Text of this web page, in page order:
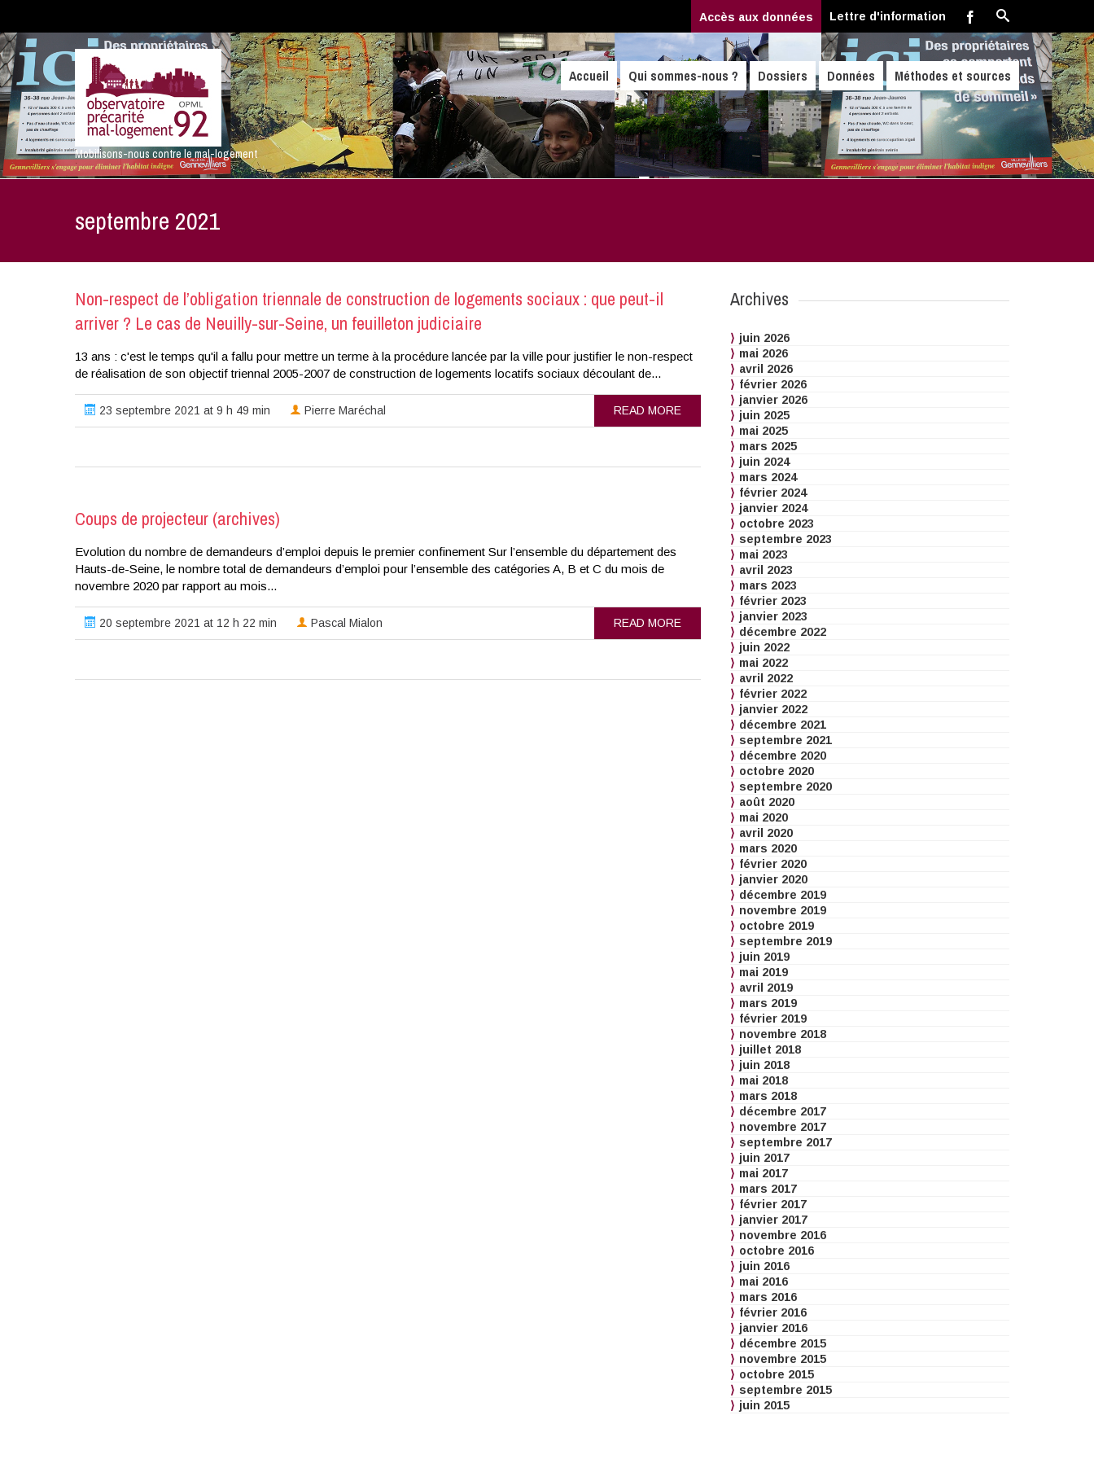
Accès aux données Lettre d'information
Mobilisons-nous contre le mal-logement
Accueil Qui sommes-nous ? Dossiers Données Méthodes et sources
septembre 2021
Non-respect de l’obligation triennale de construction de logements sociaux : que peut-il
arriver ? Le cas de Neuilly-sur-Seine, un feuilleton judiciaire
13 ans : c'est le temps qu'il a fallu pour mettre un terme à la procédure lancée par la ville pour justifier le non-respect
de réalisation de son objectif triennal 2005-2007 de construction de logements locatifs sociaux découlant de...
23 septembre 2021 at 9 h 49 min Pierre Maréchal READ MORE
Coups de projecteur (archives)
Evolution du nombre de demandeurs d’emploi depuis le premier confinement Sur l’ensemble du département des
Hauts-de-Seine, le nombre total de demandeurs d’emploi pour l’ensemble des catégories A, B et C du mois de
novembre 2020 par rapport au mois...
20 septembre 2021 at 12 h 22 min Pascal Mialon READ MORE
Archives
juin 2026
mai 2026
avril 2026
février 2026
janvier 2026
juin 2025
mai 2025
mars 2025
juin 2024
mars 2024
février 2024
janvier 2024
octobre 2023
septembre 2023
mai 2023
avril 2023
mars 2023
février 2023
janvier 2023
décembre 2022
juin 2022
mai 2022
avril 2022
février 2022
janvier 2022
décembre 2021
septembre 2021
décembre 2020
octobre 2020
septembre 2020
août 2020
mai 2020
avril 2020
mars 2020
février 2020
janvier 2020
décembre 2019
novembre 2019
octobre 2019
septembre 2019
juin 2019
mai 2019
avril 2019
mars 2019
février 2019
novembre 2018
juillet 2018
juin 2018
mai 2018
mars 2018
décembre 2017
novembre 2017
septembre 2017
juin 2017
mai 2017
mars 2017
février 2017
janvier 2017
novembre 2016
octobre 2016
juin 2016
mai 2016
mars 2016
février 2016
janvier 2016
décembre 2015
novembre 2015
octobre 2015
septembre 2015
juin 2015